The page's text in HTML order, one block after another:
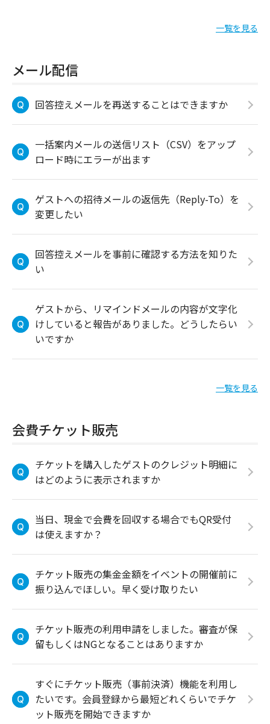
一覧を見る
メール配信
回答控えメールを再送することはできますか
一括案内メールの送信リスト（CSV）をアップ
ロード時にエラーが出ます
ゲストへの招待メールの返信先（Reply-To）を
変更したい
回答控えメールを事前に確認する方法を知りた
い
ゲストから、リマインドメールの内容が文字化
けしていると報告がありました。どうしたらい
いですか
一覧を見る
会費チケット販売
チケットを購入したゲストのクレジット明細に
はどのように表示されますか
当日、現金で会費を回収する場合でもQR受付
は使えますか？
チケット販売の集金金額をイベントの開催前に
振り込んでほしい。早く受け取りたい
チケット販売の利用申請をしました。審査が保
留もしくはNGとなることはありますか
すぐにチケット販売（事前決済）機能を利用し
たいです。会員登録から最短どれくらいでチケ
ット販売を開始できますか